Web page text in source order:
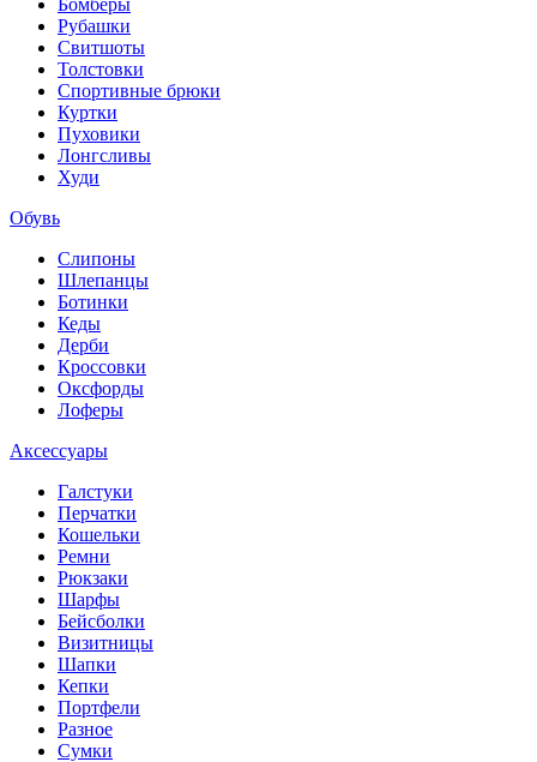
Бомберы
Рубашки
Свитшоты
Толстовки
Спортивные брюки
Куртки
Пуховики
Лонгсливы
Худи
Обувь
Слипоны
Шлепанцы
Ботинки
Кеды
Дерби
Кроссовки
Оксфорды
Лоферы
Аксессуары
Галстуки
Перчатки
Кошельки
Ремни
Рюкзаки
Шарфы
Бейсболки
Визитницы
Шапки
Кепки
Портфели
Разное
Сумки